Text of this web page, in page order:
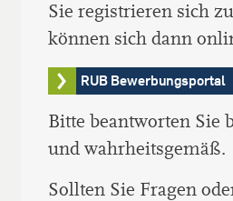
Sie registrieren sich
können sich dann
RUB Bewerbungsportal
Bitte beantworten Sie
und wahrheitsgemäß.
Sollten Sie Fragen